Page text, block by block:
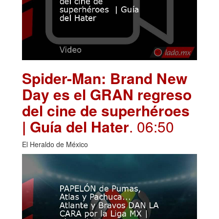
Spider-Man: Brand New
Day es el GRAN regreso
del cine de superhéroes
| Guía del Hater. 06:50
El Heraldo de México